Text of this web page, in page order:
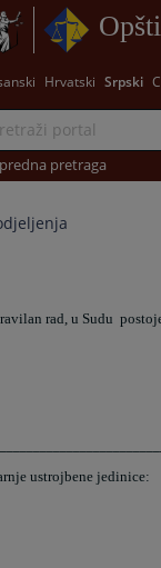
Hrvatski Srpski
pretraga
rad, u Sudu
ustrojbene jedinice: